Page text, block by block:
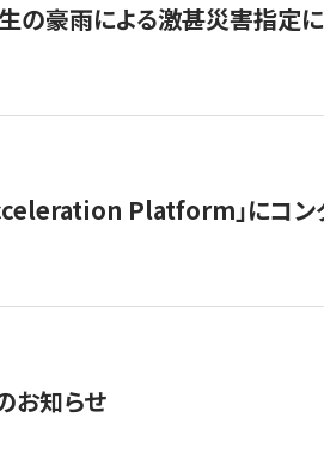
の豪雨による激甚災害指定
Platform」にコン
お知らせ